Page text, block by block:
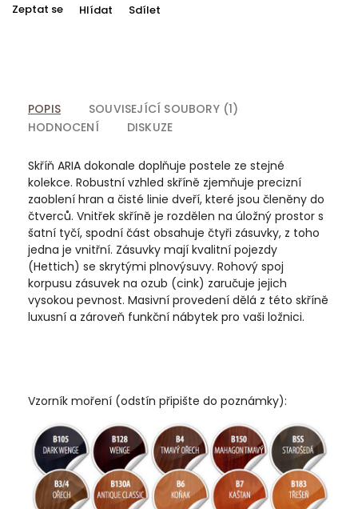
Zeptat se Hlídat Sdílet
POPIS
SOUVISEJÍCÍ SOUBORY (1)
HODNOCENÍ
DISKUZE
Skříň ARIA dokonale doplňuje postele ze stejné
kolekce. Robustní vzhled skříně zjemňuje precizní
zaoblení hran a čisté linie dveří, které jsou členěny do
čtverců. Vnitřek skříně je rozdělen na úložný prostor s
šatní tyčí, spodní část obsahuje čtyři zásuvky, z toho
jedna je vnitřní. Zásuvky mají kvalitní pojezdy
(Hettich) se skrytými plnovýsuvy. Rohový spoj
korpusu zásuvek na ozub (cink) zaručuje jejich
vysokou pevnost. Masivní provedení dělá z této skříně
luxusní a zároveň funkční nábytek pro vaši ložnici.
Vzorník moření (odstín připište do poznámky):